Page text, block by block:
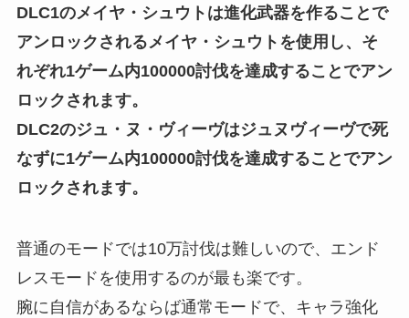
DLC1のメイヤ・シュウトは進化武器を作ることで
アンロックされるメイヤ・シュウトを使用し、そ
れぞれ1ゲーム内100000討伐を達成することでアン
ロックされます。
DLC2のジュ・ヌ・ヴィーヴはジュヌヴィーヴで死
なずに1ゲーム内100000討伐を達成することでアン
ロックされます。
普通のモードでは10万討伐は難しいので、エンド
レスモードを使用するのが最も楽です。
腕に自信があるならば通常モードで、キャラ強化